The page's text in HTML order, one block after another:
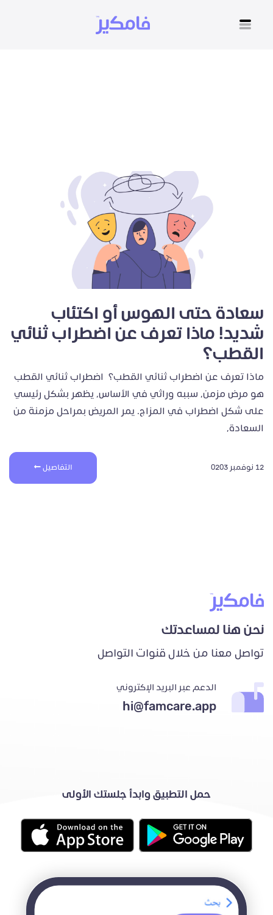
سعادة حتى الهوس أو اكتئاب
شديد! ماذا تعرف عن اضطراب ثنائي
القطب؟
ماذا تعرف عن اضطراب ثنائي القطب؟ اضطراب ثنائي القطب
هو مرض مزمن، سببه وراثي في الأساس، يظهر بشكل رئيسي
على شكل اضطراب في المزاج. يمر المريض بمراحل مزمنة من
السعادة،
12 نوفمبر 0203 التفاصيل
نحن هنا لمساعدتك
تواصل معنا من خلال قنوات التواصل
الدعم عبر البريد الإكتروني
hi@famcare.app
حمل التطبيق وابدأ جلستك الأولى